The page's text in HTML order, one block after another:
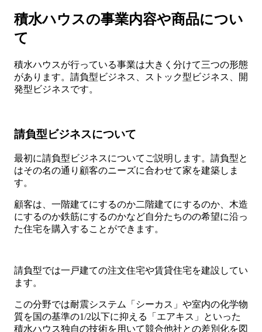
積水ハウスの事業内容や商品につい
て
積水ハウスが行っている事業は大きく分けて三つの形態
があります。請負型ビジネス、ストック型ビジネス、開
発型ビジネスです。
請負型ビジネスについて
最初に請負型ビジネスについてご説明します。請負型と
はその名の通り顧客のニーズに合わせて家を建築しま
す。
顧客は、一階建てにするのか二階建てにするのか、木造
にするのか鉄筋にするのかなど自分たちのの希望に沿っ
た住宅を購入することができます。
請負型では一戸建ての注文住宅や賃貸住宅を建設してい
ます。
この分野では耐震システム「シーカス」や室内の化学物
質を国の基準の1/2以下に抑える「エアキス」といった
積水ハウス独自の技術を用いて競合他社との差別化を図